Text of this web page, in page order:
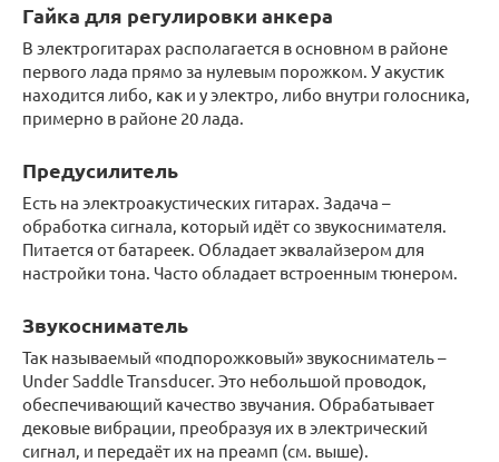
Гайка для регулировки анкера
В электрогитарах располагается в основном в районе
первого лада прямо за нулевым порожком. У акустик
находится либо, как и у электро, либо внутри голосника,
примерно в районе 20 лада.
Предусилитель
Есть на электроакустических гитарах. Задача –
обработка сигнала, который идёт со звукоснимателя.
Питается от батареек. Обладает эквалайзером для
настройки тона. Часто обладает встроенным тюнером.
Звукосниматель
Так называемый «подпорожковый» звукосниматель –
Under Saddle Transducer. Это небольшой проводок,
обеспечивающий качество звучания. Обрабатывает
дековые вибрации, преобразуя их в электрический
сигнал, и передаёт их на преамп (см. выше).